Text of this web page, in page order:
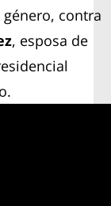
contra
, esposa de